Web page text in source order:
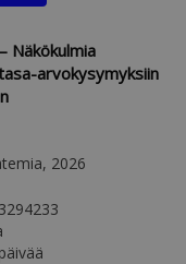
Näkökulmia
arvokysymyksiin
2026